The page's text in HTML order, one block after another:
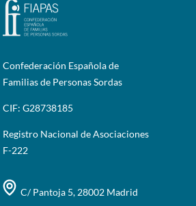
Confederación Española de
Familias de Personas Sordas
CIF: G28738185
Registro Nacional de Asociaciones
F-222
C/ Pantoja 5, 28002 Madrid